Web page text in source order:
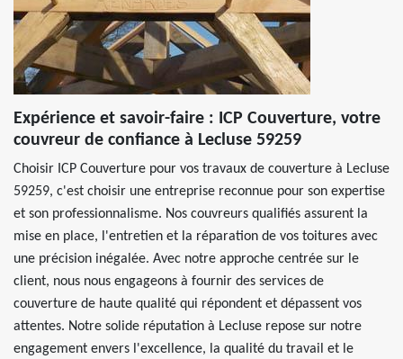
Expérience et savoir-faire : ICP Couverture, votre
couvreur de confiance à Lecluse 59259
Choisir ICP Couverture pour vos travaux de couverture à Lecluse
59259, c'est choisir une entreprise reconnue pour son expertise
et son professionnalisme. Nos couvreurs qualifiés assurent la
mise en place, l'entretien et la réparation de vos toitures avec
une précision inégalée. Avec notre approche centrée sur le
client, nous nous engageons à fournir des services de
couverture de haute qualité qui répondent et dépassent vos
attentes. Notre solide réputation à Lecluse repose sur notre
engagement envers l'excellence, la qualité du travail et le